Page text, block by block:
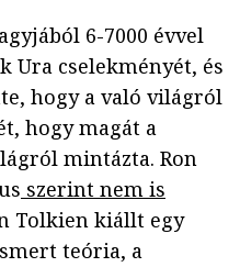
6-7000 évvel
Ura cselekményét, és
hogy a való világról
hogy magát a
mintázta. Ron
szerint nem is
Tolkien kiállt egy
teória, a